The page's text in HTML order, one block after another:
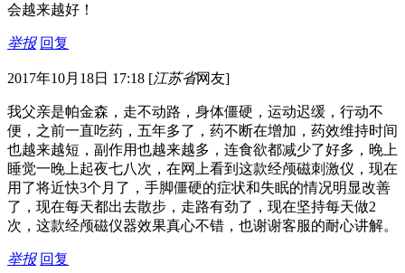
会越来越好！
举报 回复
2017年10月18日 17:18 [江苏省网友]
我父亲是帕金森，走不动路，身体僵硬，运动迟缓，行动不
便，之前一直吃药，五年多了，药不断在增加，药效维持时间
也越来越短，副作用也越来越多，连食欲都减少了好多，晚上
睡觉一晚上起夜七八次，在网上看到这款经颅磁刺激仪，现在
用了将近快3个月了，手脚僵硬的症状和失眠的情况明显改善
了，现在每天都出去散步，走路有劲了，现在坚持每天做2
次，这款经颅磁仪器效果真心不错，也谢谢客服的耐心讲解。
举报 回复